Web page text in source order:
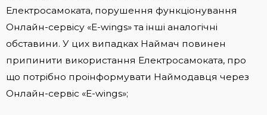
Електросамоката, порушення функціонування
Онлайн-сервісу «E-wings» та інші аналогічні
обставини. У цих випадках Наймач повинен
припинити використання Електросамоката, про
що потрібно проінформувати Наймодавця через
Онлайн-сервіс «E-wings»;